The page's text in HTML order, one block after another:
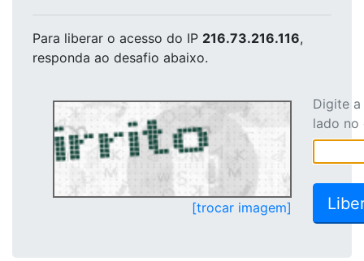
Para liberar o acesso do IP 216.73.216.116,
responda ao desafio abaixo.
[trocar imagem]
Digite
lado no